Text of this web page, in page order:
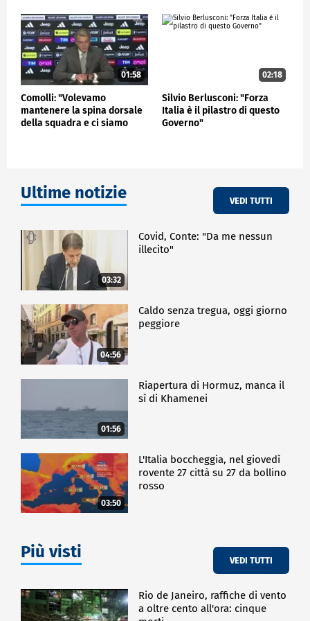
mentre ora è al 44%. Vogliamo costruire tutte le
infrastrutture necessarie per rendere veramente
moderno il nostro Paese. Ed ora dobbiamo anche
trovare urgentemente una risposta al problema
della siccità per far sì che i nostri campi non restino
senza acqua e i rubinetti non restino all'asciutto,
come purtroppo oggi avviene in alcune nostre città",
ha sottolineato.
01:58
Comolli: "Volevamo
mantenere la spina dorsale
della squadra e ci siamo
02:18
Silvio Berlusconi: "Forza
Italia è il pilastro di questo
Governo"
Ultime notizie VEDI TUTTI
03:32
Covid, Conte: "Da me nessun
illecito"
04:56
Caldo senza tregua, oggi giorno
peggiore
01:56
Riapertura di Hormuz, manca il
sì di Khamenei
03:50
L'Italia boccheggia, nel giovedì
rovente 27 città su 27 da bollino
rosso
Più visti VEDI TUTTI
Rio de Janeiro, raffiche di vento
a oltre cento all'ora: cinque